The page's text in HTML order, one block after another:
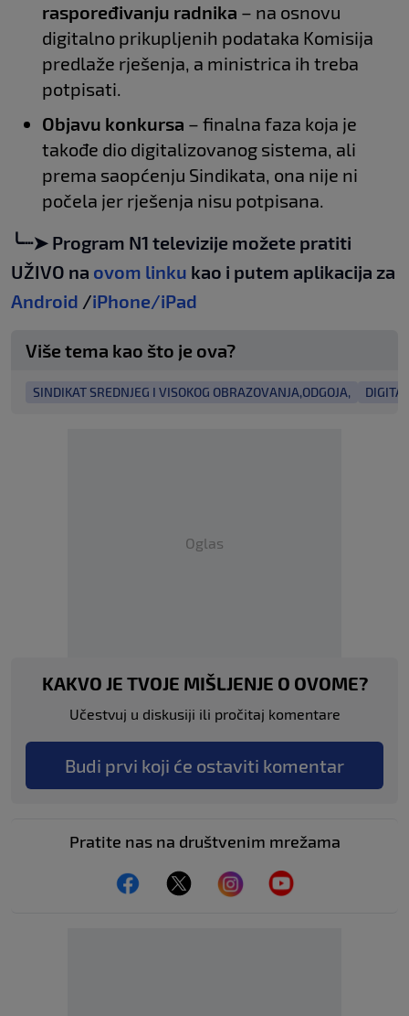
raspoređivanju radnika – na osnovu
digitalno prikupljenih podataka Komisija
predlaže rješenja, a ministrica ih treba
potpisati.
Objavu konkursa – finalna faza koja je
takođe dio digitalizovanog sistema, ali
prema saopćenju Sindikata, ona nije ni
počela jer rješenja nisu potpisana.
╰┈➤ Program N1 televizije možete pratiti
UŽIVO na ovom linku kao i putem aplikacija za
Android /iPhone/iPad
Više tema kao što je ova?
SINDIKAT SREDNJEG I VISOKOG OBRAZOVANJA,ODGOJA,
Oglas
KAKVO JE TVOJE MIŠLJENJE O OVOME?
Učestvuj u diskusiji ili pročitaj komentare
Budi prvi koji će ostaviti komentar
Pratite nas na društvenim mrežama